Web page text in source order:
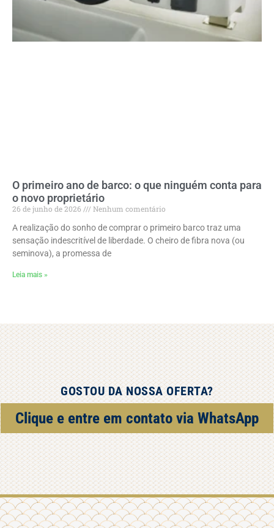
O primeiro ano de barco: o que ninguém conta para
o novo proprietário
26 de junho de 2026
Nenhum comentário
A realização do sonho de comprar o primeiro barco traz uma
sensação indescritível de liberdade. O cheiro de fibra nova (ou
seminova), a promessa de
Leia mais »
GOSTOU DA NOSSA OFERTA?
Clique e entre em contato via WhatsApp